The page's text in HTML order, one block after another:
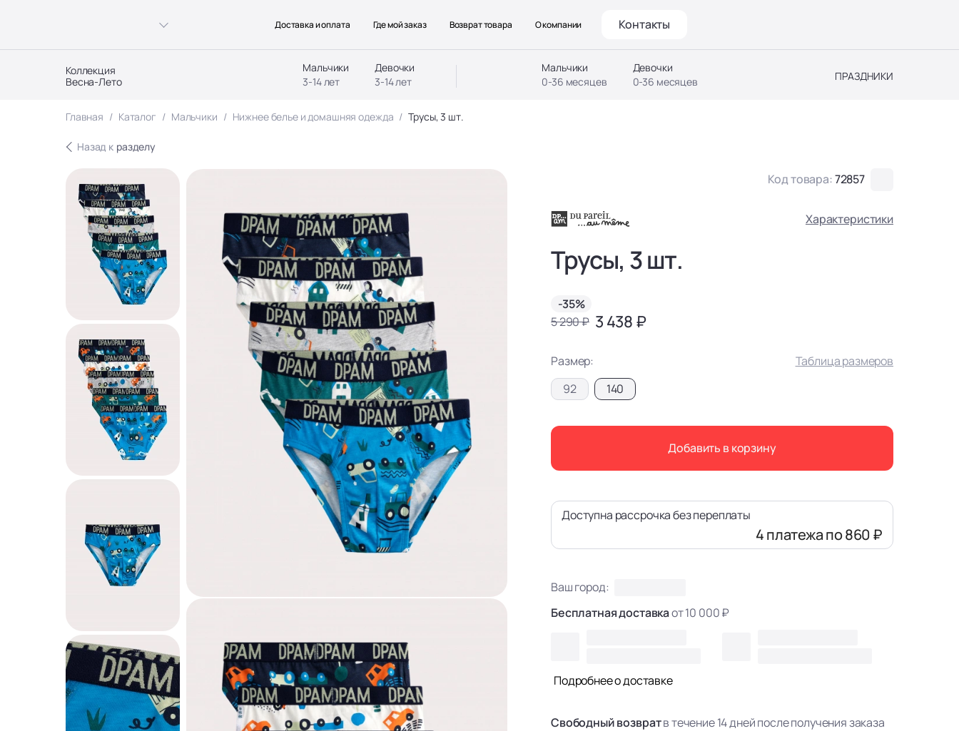
Коллекция
Весна-Лето
Мальчики
3-14 лет
Девочки
3-14 лет
Мальчики
0-36 месяцев
Девочки
0-36 месяцев
ПРАЗДНИКИ
Доставка и оплата Где мой заказ Возврат товара О компании Контакты
Главная Каталог Мальчики Нижнее белье и домашняя одежда Трусы, 3 шт.
Назад к разделу
Код товара:72857
Характеристики
Трусы, 3 шт.
-35%
5 290 ₽ 3 438 ₽
Размер:
Таблица размеров
92
140
Добавить в корзину
Доступна рассрочка без переплаты
4 платежапо 860 ₽
Ваш город:
Бесплатная доставкаот 10 000 ₽
Подробнее о доставке
Свободный возвратв течение 14 дней после получения заказа